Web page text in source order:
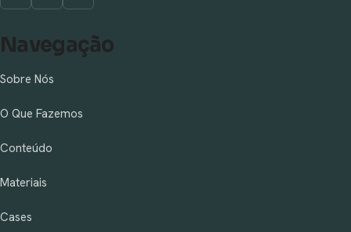
Navegação
Sobre Nós
O Que Fazemos
Conteúdo
Materiais
Cases